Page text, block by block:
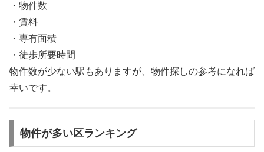
・物件数
・賃料
・専有面積
・徒歩所要時間
物件数が少ない駅もありますが、物件探しの参考になれば
幸いです。
物件が多い区ランキング